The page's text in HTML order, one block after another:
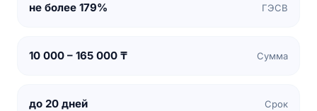
ГЭСВ
не более 179%
Сумма
10 000 – 165 000 ₸
Срок
до 20 дней